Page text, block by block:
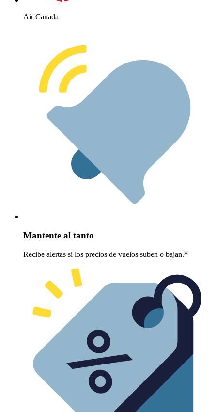
Air Canada
Mantente al tanto
Recibe alertas si los precios de vuelos suben o bajan.*